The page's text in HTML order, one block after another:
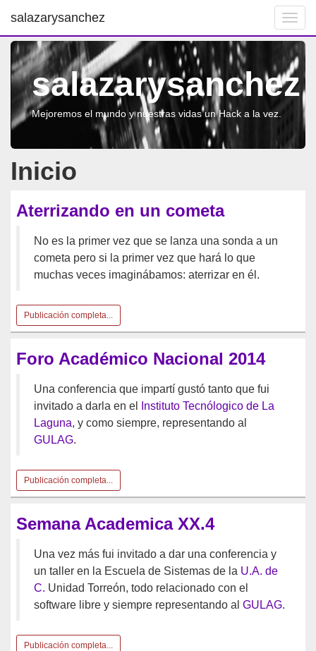
salazarysanchez
salazarysanchez
Mejoremos el mundo y nuestras vidas un Hack a la vez.
Inicio
Aterrizando en un cometa
No es la primer vez que se lanza una sonda a un
cometa pero si la primer vez que hará lo que
muchas veces imaginábamos: aterrizar en él.
Publicación completa...
Foro Académico Nacional 2014
Una conferencia que impartí gustó tanto que fui
invitado a darla en el
Instituto Tecnólogico de La
Laguna, y como siempre, representando al
GULAG.
Publicación completa...
Semana Academica XX.4
Una vez más fui invitado a dar una conferencia y
un taller en la Escuela de Sistemas de la U.A. de
C. Unidad Torreón, todo relacionado con el
software libre y siempre representando al GULAG.
Publicación completa...